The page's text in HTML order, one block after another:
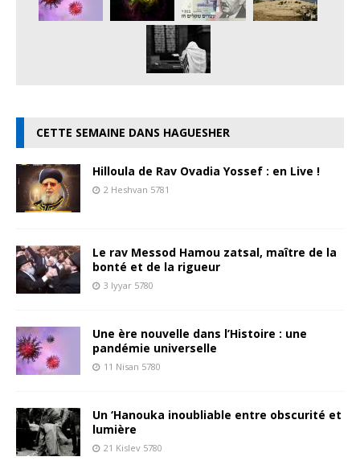
CETTE SEMAINE DANS HAGUESHER
Hilloula de Rav Ovadia Yossef : en Live !
2 Heshvan 5781
Le rav Messod Hamou zatsal, maître de la
bonté et de la rigueur
3 Iyyar 5780
Une ère nouvelle dans l’Histoire : une
pandémie universelle
11 Nisan 5780
Un ‘Hanouka inoubliable entre obscurité et
lumière
21 Kislev 5780